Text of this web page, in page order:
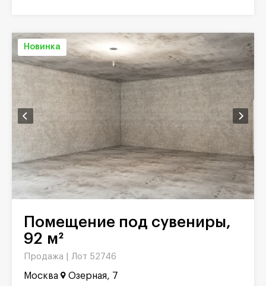
Новинка
Помещение под сувениры,
92 м²
Продажа | Лот 52746
Москва Озерная, 7